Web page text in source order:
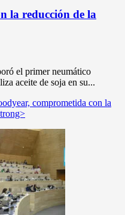
la reducción de la
el primer neumático
aceite de soja en su...
comprometida con la